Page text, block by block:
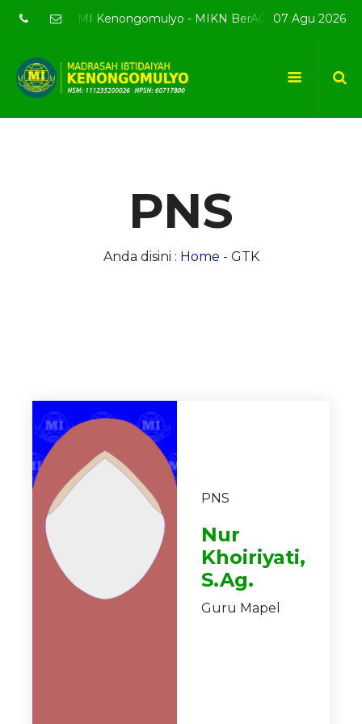
resmi MI Kenongomulyo - MIKN BerAQSI Beradab
07 Agu 2026
PNS
Anda disini : Home - GTK
PNS
Nur
Khoiriyati,
S.Ag.
Guru Mapel